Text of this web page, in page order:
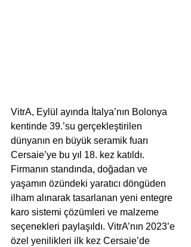
VitrA, Eylül ayında İtalya’nın Bolonya
kentinde 39.’su gerçekleştirilen
dünyanın en büyük seramik fuarı
Cersaie’ye bu yıl 18. kez katıldı.
Firmanın standında, doğadan ve
yaşamın özündeki yaratıcı döngüden
ilham alınarak tasarlanan yeni entegre
karo sistemi çözümleri ve malzeme
seçenekleri paylaşıldı. VitrA’nın 2023’e
özel yenilikleri ilk kez Cersaie’de